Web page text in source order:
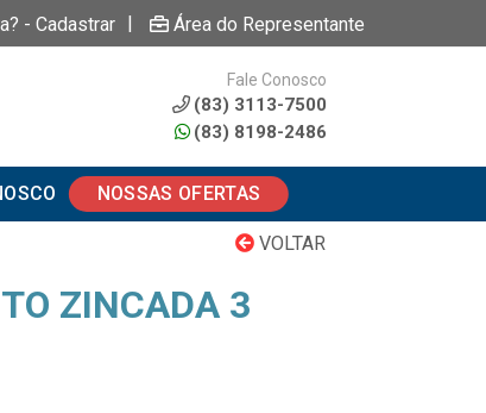
- Cadastrar | Área do Representante
Fale Conosco
(83) 3113-7500
(83) 8198-2486
NOSSAS OFERTAS
VOLTAR
ZINCADA 3